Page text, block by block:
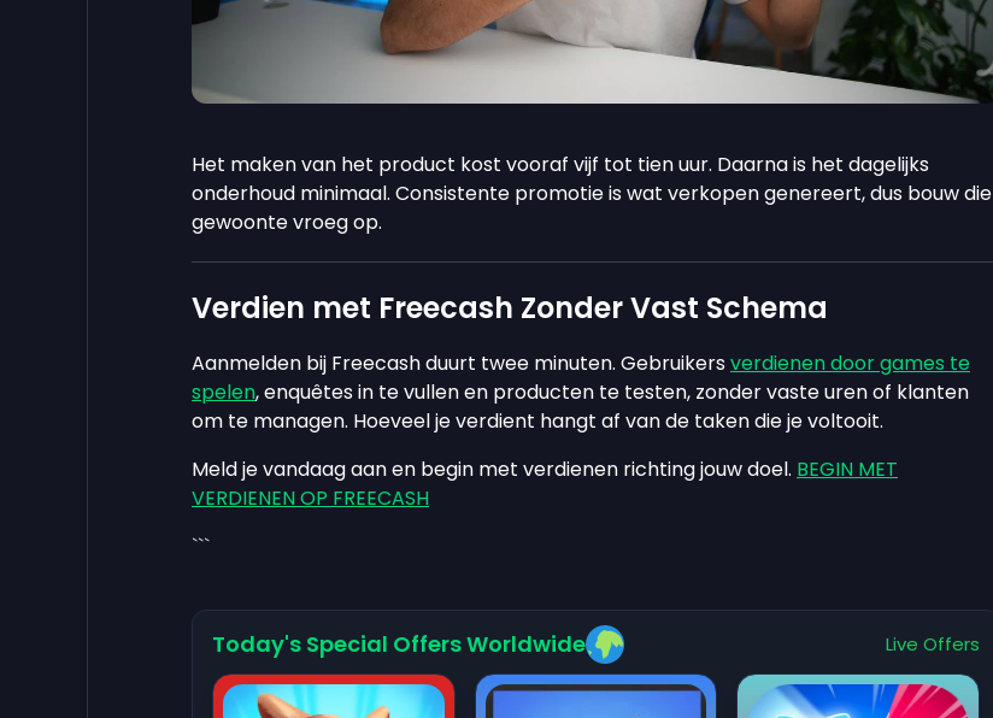
Het maken van het product kost vooraf vijf tot tien uur. Daarna is het dagelijks
onderhoud minimaal. Consistente promotie is wat verkopen genereert, dus bouw die
gewoonte vroeg op.
Verdien met Freecash Zonder Vast Schema
Aanmelden bij Freecash duurt twee minuten. Gebruikers verdienen door games te
spelen, enquêtes in te vullen en producten te testen, zonder vaste uren of klanten
om te managen. Hoeveel je verdient hangt af van de taken die je voltooit.
Meld je vandaag aan en begin met verdienen richting jouw doel. BEGIN MET
VERDIENEN OP FREECASH
```
Today's Special Offers Worldwide Live Offers